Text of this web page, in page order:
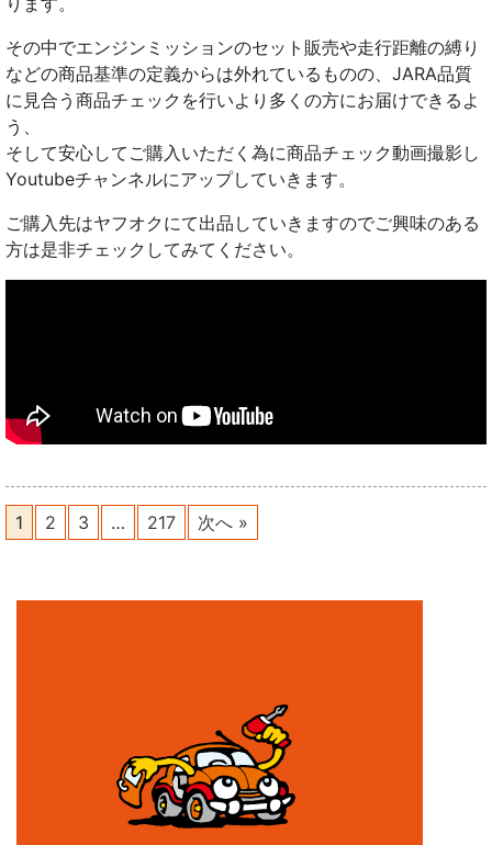
その中でエンジンミッションのセット販売や走行距離の縛り
などの商品基準の定義からは外れているものの、JARA品質
に見合う商品チェックを行いより多くの方にお届けできるよ
う、
そして安心してご購入いただく為に商品チェック動画撮影し
Youtubeチャンネルにアップしていきます。
ご購入先はヤフオクにて出品していきますのでご興味のある
方は是非チェックしてみてください。
1 2 3 … 217 次へ »